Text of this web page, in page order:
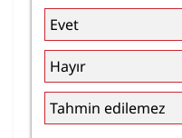
Evet
Hayır
Tahmin edilemez